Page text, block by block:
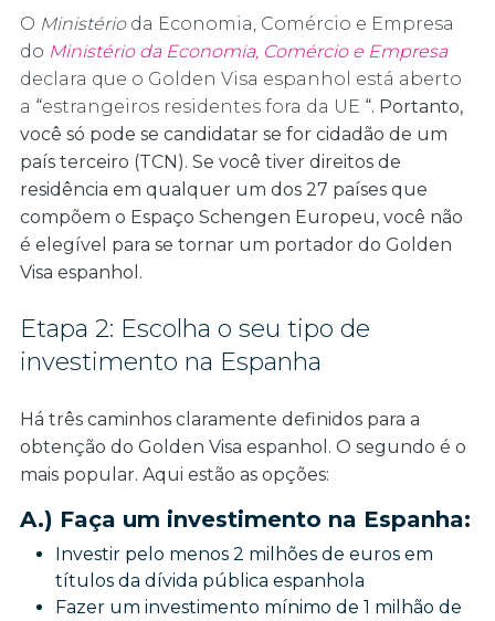
O Ministérioda Economia, Comércio e Empresa
do Ministério da Economia, Comércio e Empresa
declara que o Golden Visa espanhol está aberto
a “estrangeiros residentes fora da UE “. Portanto,
você só pode se candidatar se for cidadão de um
país terceiro (TCN). Se você tiver direitos de
residência em qualquer um dos 27 países que
compõem o Espaço Schengen Europeu, você não
é elegível para se tornar um portador do Golden
Visa espanhol.
Etapa 2: Escolha o seu tipo de
investimento na Espanha
Há três caminhos claramente definidos para a
obtenção do Golden Visa espanhol. O segundo é o
mais popular. Aqui estão as opções:
A.) Faça um investimento na Espanha:
Investir pelo menos 2 milhões de euros em
títulos da dívida pública espanhola
Fazer um investimento mínimo de 1 milhão de